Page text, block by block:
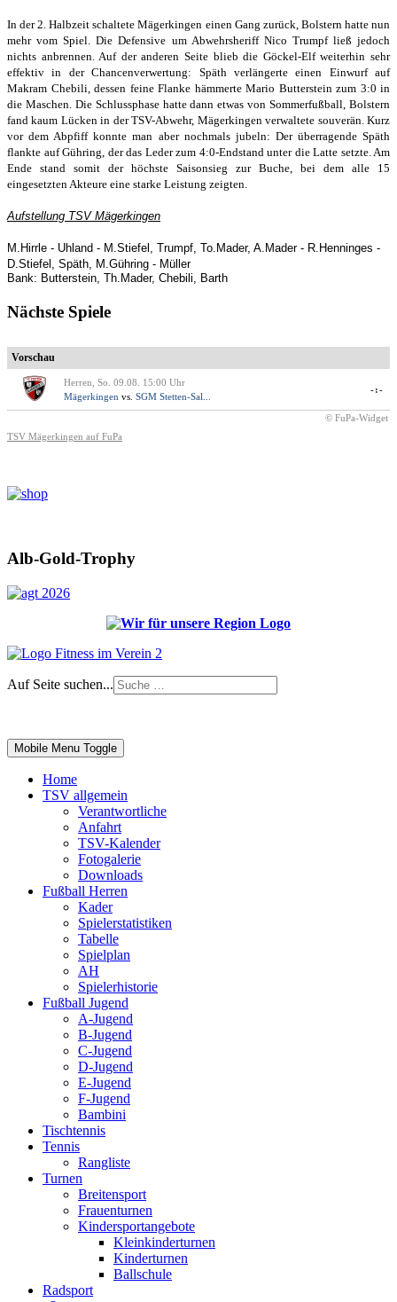
In der 2. Halbzeit schaltete Mägerkingen einen Gang zurück, Bolstern hatte nun
mehr vom Spiel. Die Defensive um Abwehrsheriff Nico Trumpf ließ jedoch
nichts anbrennen. Auf der anderen Seite blieb die Göckel-Elf weiterhin sehr
effektiv in der Chancenverwertung: Späth verlängerte einen Einwurf auf
Makram Chebili, dessen feine Flanke hämmerte Mario Butterstein zum 3:0 in
die Maschen. Die Schlussphase hatte dann etwas von Sommerfußball, Bolstern
fand kaum Lücken in der TSV-Abwehr, Mägerkingen verwaltete souverän. Kurz
vor dem Abpfiff konnte man aber nochmals jubeln: Der überragende Späth
flankte auf Gühring, der das Leder zum 4:0-Endstand unter die Latte setzte. Am
Ende stand somit der höchste Saisonsieg zur Buche, bei dem alle 15
eingesetzten Akteure eine starke Leistung zeigten.
Aufstellung TSV Mägerkingen
M.Hirrle - Uhland - M.Stiefel, Trumpf, To.Mader, A.Mader - R.Henninges -
D.Stiefel, Späth, M.Gühring - Müller
Bank: Butterstein, Th.Mader, Chebili, Barth
Nächste Spiele
Vorschau
Herren, So. 09.08. 15:00 Uhr
Mägerkingen vs. SGM Stetten-Sal...
-:-
© FuPa-Widget
TSV Mägerkingen auf FuPa
Alb-Gold-Trophy
Auf Seite suchen...
Mobile Menu Toggle
Home
TSV allgemein
Verantwortliche
Anfahrt
TSV-Kalender
Fotogalerie
Downloads
Fußball Herren
Kader
Spielerstatistiken
Tabelle
Spielplan
AH
Spielerhistorie
Fußball Jugend
A-Jugend
B-Jugend
C-Jugend
D-Jugend
E-Jugend
F-Jugend
Bambini
Tischtennis
Tennis
Rangliste
Turnen
Breitensport
Frauenturnen
Kindersportangebote
Kleinkinderturnen
Kinderturnen
Ballschule
Radsport